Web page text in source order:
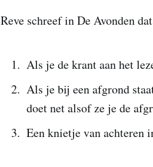
Reve schreef in De Avonden
Als je de krant aan het
Als je bij een afgrond
doet net alsof ze je de
Een knietje van achteren